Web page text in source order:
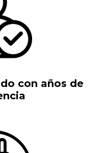
con años de